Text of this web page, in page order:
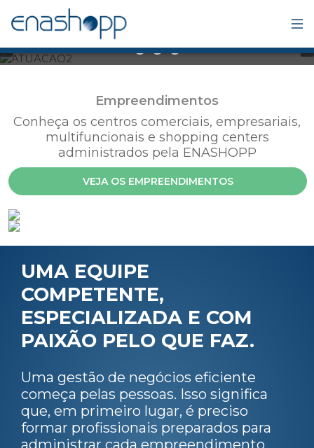
ENASHOPP em números
‹ ›
Empreendimentos
Conheça os centros comerciais, empresariais,
multifuncionais e shopping centers
administrados pela ENASHOPP
VEJA OS EMPREENDIMENTOS
UMA EQUIPE
COMPETENTE,
ESPECIALIZADA E COM
PAIXÃO PELO QUE FAZ.
Uma gestão de negócios eficiente
começa pelas pessoas. Isso significa
que, em primeiro lugar, é preciso
formar profissionais preparados para
administrar cada empreendimento